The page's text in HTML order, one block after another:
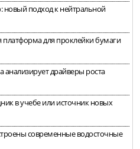
новый подход к нейтральной
для проклейки бумаги
анализирует драйверы роста
в учебе или источник новых
современные водосточные